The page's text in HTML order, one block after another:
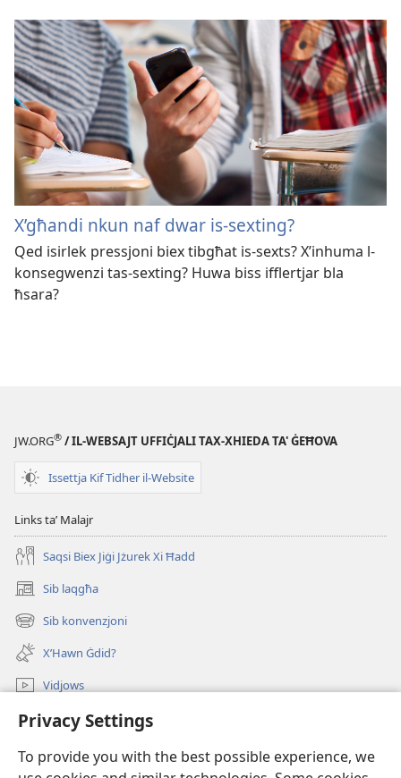
Privacy Settings
To provide you with the best possible experience, we
X’għandi nkun naf dwar is-sexting?
Qed isirlek pressjoni biex tibgħat is-sexts? X’inhuma l-
konsegwenzi tas-sexting? Huwa biss ifflertjar bla
ħsara?
JW.ORG® / IL-WEBSAJT UFFIĊJALI TAX-XHIEDA TA' ĠEĦOVA
Issettja Kif Tidher il-Website
Links taʼ Malajr
Saqsi Biex Jiġi Jżurek Xi Ħadd
Sib laqgħa
(opens
new
window)
Sib konvenzjoni
(opens
new
window)
X’Hawn Ġdid?
Vidjows
Fittex f’JW.ORG
Donazzjonijiet
(opens